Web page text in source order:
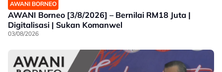
AWANI BORNEO
AWANI Borneo [3/8/2026] – Bernilai RM18 Juta |
Digitalisasi | Sukan Komanwel
03/08/2026